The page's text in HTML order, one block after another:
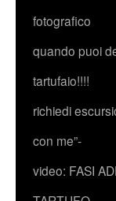
fotografico
quando puoi
tartufaio!!!!
richiedi
con me”-
video: FASI